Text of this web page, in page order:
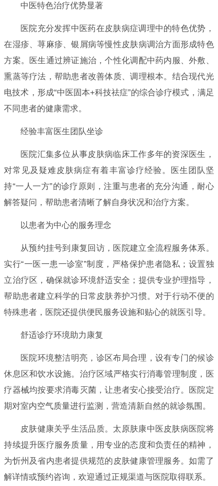
中医特色治疗优势显著
医院充分发挥中医药在皮肤病症调理中的特色优势，
在湿疹、荨麻疹、银屑病等慢性皮肤病调治方面形成特色
方案。医生通过辨证施治，个性化调配中药内服、外敷、
熏蒸等疗法，帮助患者改善体质、调理根本。结合现代光
电技术，形成“中医固本+科技祛症”的综合诊疗模式，满足
不同患者的健康需求。
经验丰富医生团队坐诊
医院汇集多位从事皮肤病临床工作多年的资深医生，
对常见及疑难皮肤病症有着丰富诊疗经验。医生团队坚
持“一人一方”的诊疗原则，注重与患者的充分沟通，耐心
解答疑问，帮助患者清晰了解自身状况和治疗方案。
以患者为中心的服务理念
从预约挂号到康复回访，医院建立全流程服务体系。
实行“一医一患一诊室”制度，严格保护患者隐私；设置独
立治疗区，确保就诊环境舒适安全；提供专业护理指导，
帮助患者建立科学的日常皮肤养护习惯。对于行动不便的
特殊患者，医院还提供便民服务设施和贴心的就医引导。
舒适诊疗环境助力康复
医院环境整洁明亮，诊区布局合理，设有专门的候诊
休息区和饮水设施。治疗区域严格实行消毒管理制度，医
疗器械均按要求消毒灭菌，让患者安心接受治疗。医院定
期对室内空气质量进行监测，营造清新自然的就诊氛围。
皮肤健康关乎生活品质。太原肤康中医皮肤病医院将
持续提升医疗服务质量，用专业的态度和负责任的精神，
为忻州及省内患者提供规范的皮肤健康管理服务。如需了
解详情或预约咨询，欢迎通过正规渠道与医院取得联系。